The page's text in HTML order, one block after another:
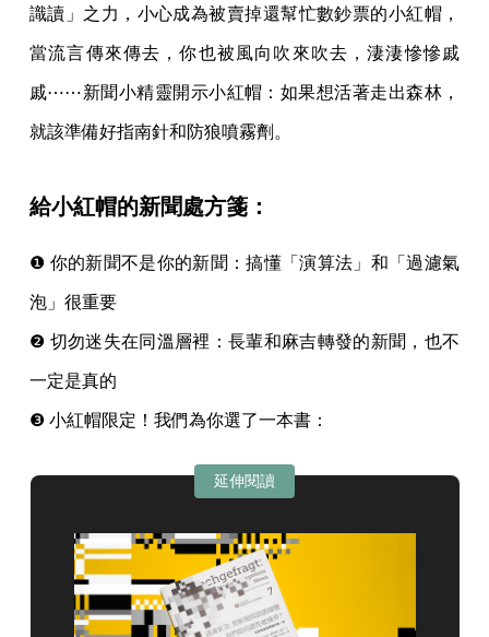
識讀」之力，小心成為被賣掉還幫忙數鈔票的小紅帽，
當流言傳來傳去，你也被風向吹來吹去，淒淒慘慘戚
戚⋯⋯新聞小精靈開示小紅帽：如果想活著走出森林，
就該準備好指南針和防狼噴霧劑。
給小紅帽的新聞處方箋：
❶ 你的新聞不是你的新聞：搞懂「演算法」和「過濾氣
泡」很重要
❷ 切勿迷失在同溫層裡：長輩和麻吉轉發的新聞，也不
一定是真的
❸ 小紅帽限定！我們為你選了一本書：
延伸閱讀